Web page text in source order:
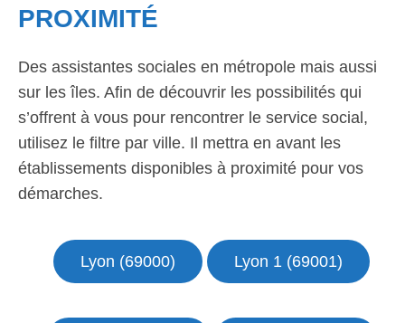
PROXIMITÉ
Des assistantes sociales en métropole mais aussi
sur les îles. Afin de découvrir les possibilités qui
s’offrent à vous pour rencontrer le service social,
utilisez le filtre par ville. Il mettra en avant les
établissements disponibles à proximité pour vos
démarches.
Lyon (69000) Lyon 1 (69001)